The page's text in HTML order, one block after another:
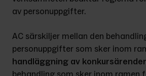
av personuppgifter.
AC särskiljer mellan den
handläggning av